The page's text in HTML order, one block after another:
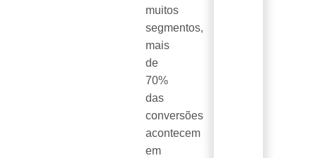
muitos
segmentos,
mais
de
70%
das
conversões
acontecem
em